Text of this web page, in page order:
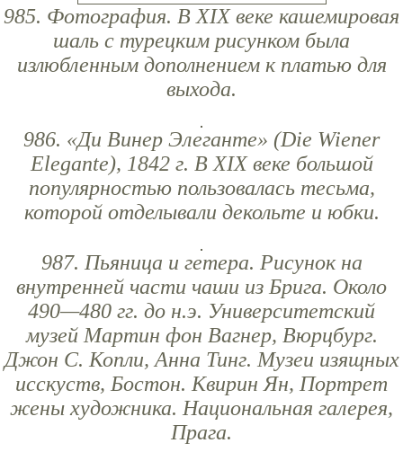
985. Фотография. В XIX веке кашемировая
шаль с турецким рисунком была
излюбленным дополнением к платью для
выхода.
986. «Ди Винер Элеганте» (Die Wiener
Elegante), 1842 г. В XIX веке большой
популярностью пользовалась тесьма,
которой отделывали декольте и юбки.
987. Пьяница и гетера. Рисунок на
внутренней части чаши из Брига. Около
490—480 гг. до н.э. Университетский
музей Мартин фон Вагнер, Вюрцбург.
Джон С. Копли, Анна Тинг. Музеи изящных
исскуств, Бостон. Квирин Ян, Портрет
жены художника. Национальная галерея,
Прага.